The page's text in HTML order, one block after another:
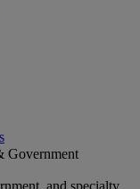
Government
and specialty